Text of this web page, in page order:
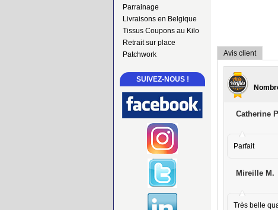
Parrainage
Livraisons en Belgique
Tissus Coupons au Kilo
Retrait sur place
Patchwork
SUIVEZ-NOUS !
Avis client
Catherine
Parfait
Mireille M.
Très belle